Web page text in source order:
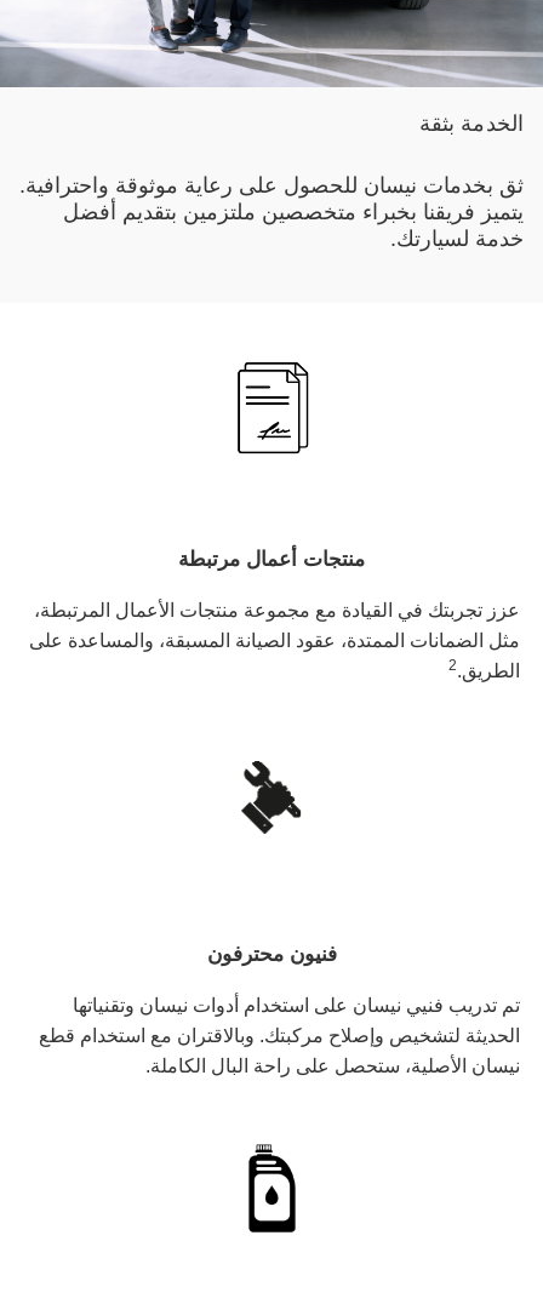
الخدمة بثقة
ثق بخدمات نيسان للحصول على رعاية موثوقة واحترافية.
يتميز فريقنا بخبراء متخصصين ملتزمين بتقديم أفضل
خدمة لسيارتك.
منتجات أعمال مرتبطة
عزز تجربتك في القيادة مع مجموعة منتجات الأعمال المرتبطة،
مثل الضمانات الممتدة، عقود الصيانة المسبقة، والمساعدة على
الطريق.2
فنيون محترفون
تم تدريب فنيي نيسان على استخدام أدوات نيسان وتقنياتها
الحديثة لتشخيص وإصلاح مركبتك. وبالاقتران مع استخدام قطع
نيسان الأصلية، ستحصل على راحة البال الكاملة.